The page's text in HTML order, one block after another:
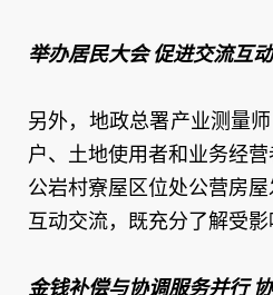
举办居民大会 促进交流互动
另外，地政总署产业测量
户、土地使用者和业务经
公岩村寮屋区位处公营房
互动交流，既充分了解受
金钱补偿与协调服务并行